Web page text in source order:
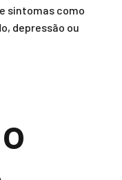
sintomas como
depressão ou